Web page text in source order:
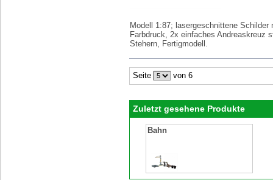
Modell 1:87; lasergeschnittene Schilder
Farbdruck, 2x einfaches Andreaskreuz
Stehern, Fertigmodell.
Seite von 6
Zuletzt gesehene Produkte
Bahn